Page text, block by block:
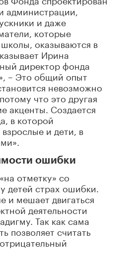
администрации,
и даже
которые
оказываются в
Ирина
директор фонда
– Это общий опыт
невозможно
что это другая
акценты. Создается
в которой
и дети, в
ошибки
отметку» со
детей страх ошибки.
и мешает двигаться
деятельности
Так как сама
позволяет считать